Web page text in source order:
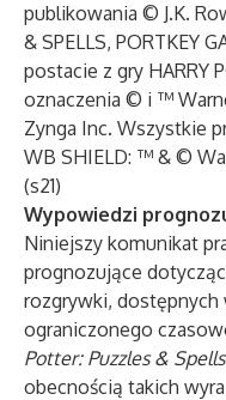
publikowania © J.K.
& SPELLS, PORTKEY
postacie z gry HARRY
oznaczenia © i ™
Zynga Inc. Wszystkie
WB SHIELD: ™ & ©
(s21)
Wypowiedzi
Niniejszy komunikat
prognozujące
rozgrywki, dostępnych
ograniczonego
Potter: Puzzles &
obecnością takich